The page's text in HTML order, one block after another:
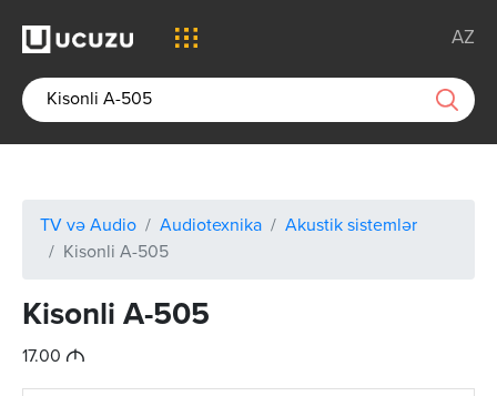
AZ
TV və Audio Audiotexnika
Akustik sistemlər
Kisonli A-505
Kisonli A-505
17.00 M